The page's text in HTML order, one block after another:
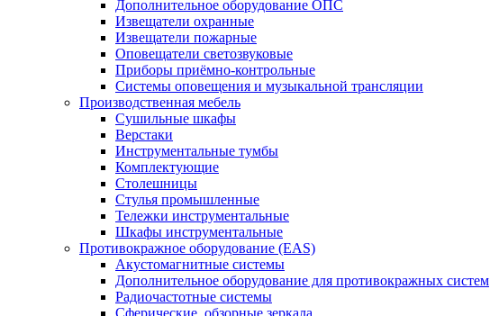
Дополнительное оборудование ОПС
Извещатели охранные
Извещатели пожарные
Оповещатели светозвуковые
Приборы приёмно-контрольные
Системы оповещения и музыкальной трансляции
Производственная мебель
Cушильные шкафы
Верстаки
Инструментальные тумбы
Комплектующие
Столешницы
Стулья промышленные
Тележки инструментальные
Шкафы инструментальные
Противокражное оборудование (EAS)
Акустомагнитные системы
Дополнительное оборудование для противокражных систем
Радиочастотные системы
Сферические, обзорные зеркала